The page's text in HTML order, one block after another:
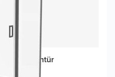
mit Drehtür